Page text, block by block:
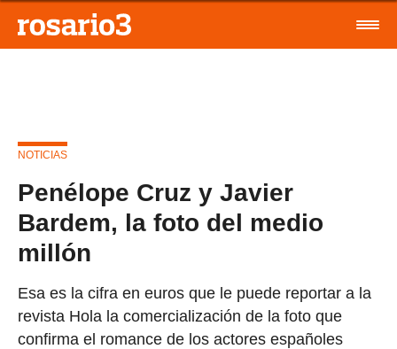
NOTICIAS
Penélope Cruz y Javier
Bardem, la foto del medio
millón
Esa es la cifra en euros que le puede reportar a la
revista Hola la comercialización de la foto que
confirma el romance de los actores españoles